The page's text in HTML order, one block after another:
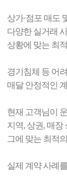
상가·점포 매도
다양한 실거래
상황에 맞는 최
경기침체 등 어
매달 안정적인
현재 고객님이
지역, 상권, 매장
그에 맞는 최적
실제 계약 사례